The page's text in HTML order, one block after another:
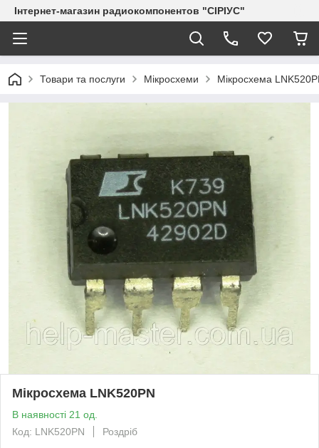
Інтернет-магазин радиокомпонентов "СІРІУС"
Товари та послуги Мікросхеми Мікросхема
Мікросхема LNK520PN
В наявності 21 од.
Код: LNK520PN
Роздріб